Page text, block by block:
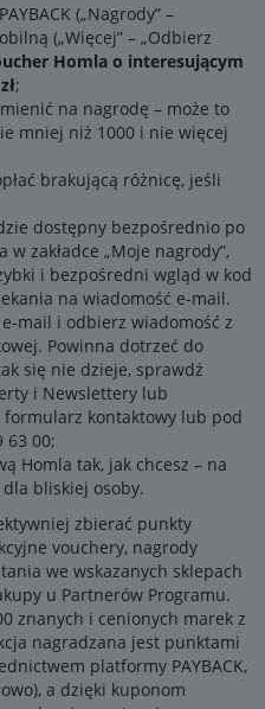
(„Nagrody” –
(„Więcej” – „Odbierz
Homla o interesującym
;
na nagrodę – może to
mniej niż 1000 i nie więcej
brakującą różnicę, jeśli
dostępny bezpośrednio po
zakładce „Moje nagrody”,
i bezpośredni wgląd w kod
na wiadomość e-mail.
mail i odbierz wiadomość z
Powinna dotrzeć do
się nie dzieje, sprawdź
i Newslettery lub
kontaktowy lub pod
63 00;
Homla tak, jak chcesz – na
bliskiej osoby.
zbierać punkty
vouchery, nagrody
we wskazanych sklepach
u Partnerów Programu.
znanych i cenionych marek z
nagradzana jest punktami
platformy PAYBACK,
a dzięki kuponom